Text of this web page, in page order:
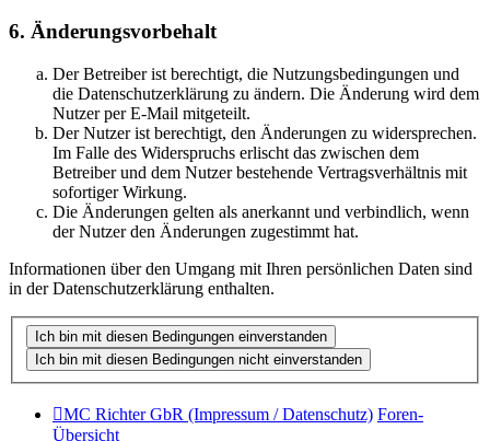
6. Änderungsvorbehalt
Der Betreiber ist berechtigt, die Nutzungsbedingungen und
die Datenschutzerklärung zu ändern. Die Änderung wird dem
Nutzer per E-Mail mitgeteilt.
Der Nutzer ist berechtigt, den Änderungen zu widersprechen.
Im Falle des Widerspruchs erlischt das zwischen dem
Betreiber und dem Nutzer bestehende Vertragsverhältnis mit
sofortiger Wirkung.
Die Änderungen gelten als anerkannt und verbindlich, wenn
der Nutzer den Änderungen zugestimmt hat.
Informationen über den Umgang mit Ihren persönlichen Daten sind
in der Datenschutzerklärung enthalten.
MC Richter GbR (Impressum / Datenschutz) Foren-
Übersicht